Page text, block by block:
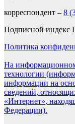
корреспондент – 8
Подписной индекс
Политика
На
технологии
информации на
сведений,
«Интернет»,
Федерации).